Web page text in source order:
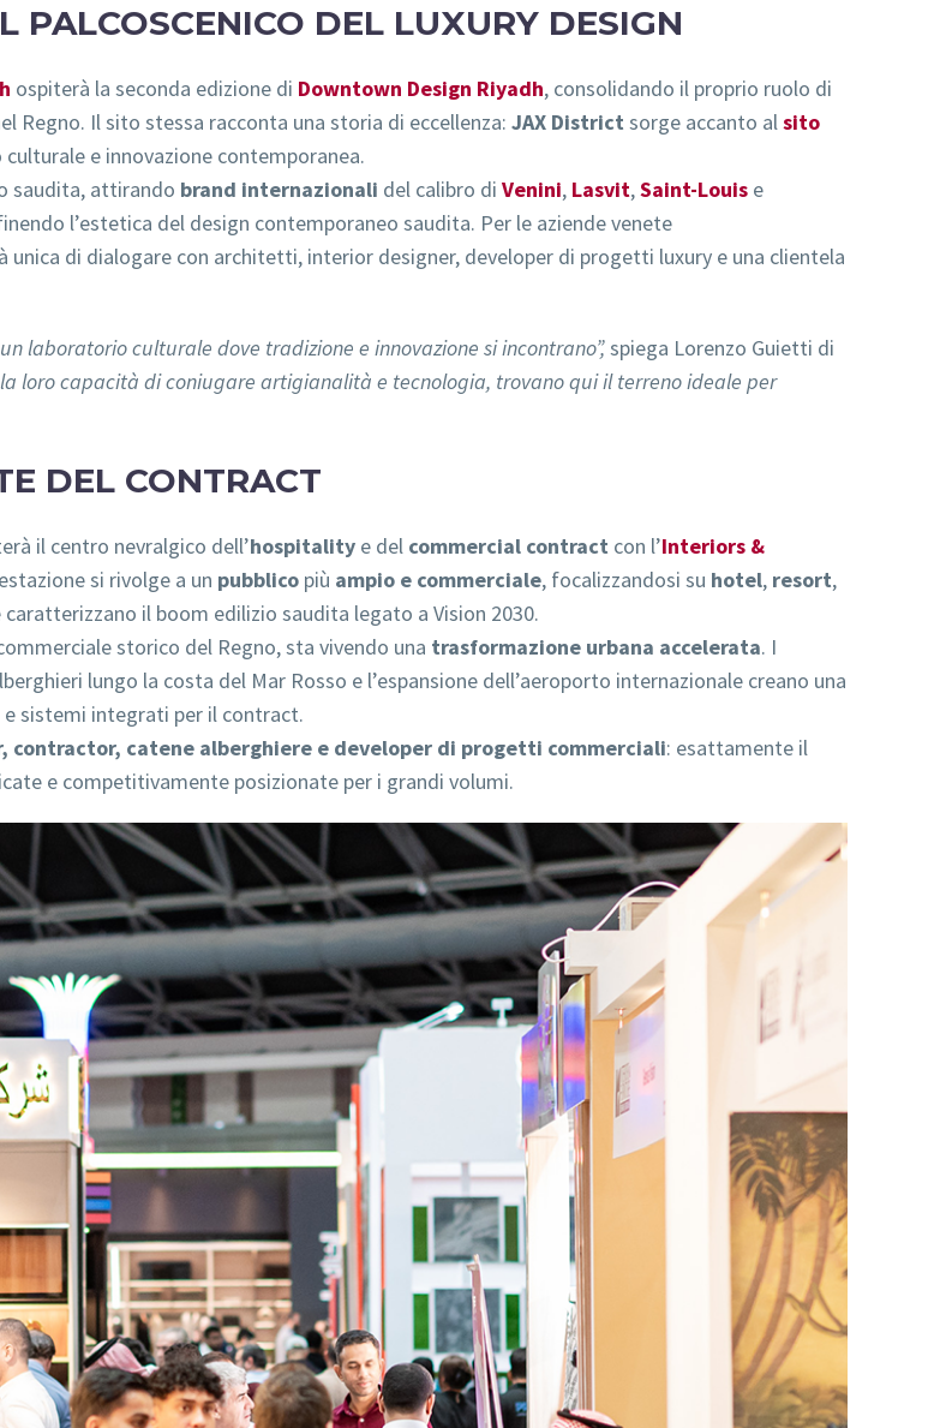
DEL LUXURY DESIGN
ospiterà la seconda edizione di Downtown Design Riyadh, consolidando il proprio ruolo di
Regno. Il sito stessa racconta una storia di eccellenza: JAX District sorge accanto alsito
e innovazione contemporanea.
saudita, attirando brand internazionali del calibro di Venini, Lasvit,Saint-Louis e
l’estetica del design contemporaneo saudita. Per le aziende venete
di dialogare con architetti, interior designer, developer di progetti luxury e una clientela
laboratorio culturale dove tradizione e innovazione si incontrano”,spiega Lorenzo Guietti di
la loro capacità di coniugare artigianalità e tecnologia, trovano qui il terreno ideale per
DEL CONTRACT
il centro nevralgico dell’hospitality e del commercial contract con l’Interiors &
si rivolge a un pubblico più ampio e commerciale, focalizzandosi su hotel, resort,
il boom edilizio saudita legato a Vision 2030.
storico del Regno, sta vivendo una trasformazione urbana accelerata. I
lungo la costa del Mar Rosso e l’espansione dell’aeroporto internazionale creano una
sistemi integrati per il contract.
catene alberghiere e developer di progetti commerciali: esattamente il
e competitivamente posizionate per i grandi volumi.